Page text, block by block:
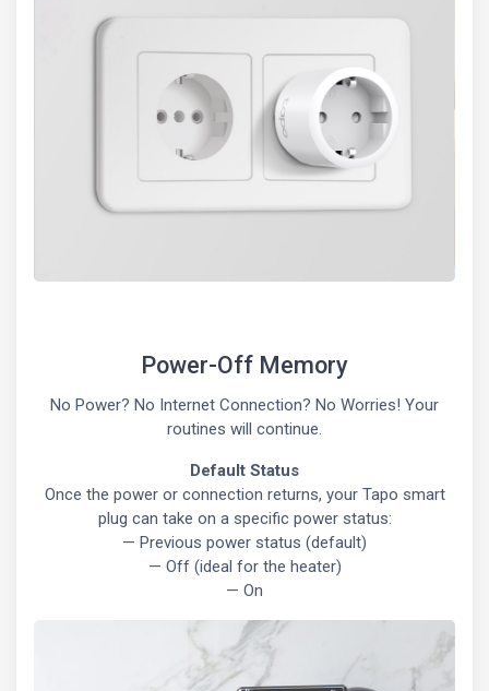
Power-Off Memory
No Power? No Internet Connection? No Worries! Your
routines will continue.
Default Status
Once the power or connection returns, your Tapo smart
plug can take on a specific power status:
— Previous power status (default)
— Off (ideal for the heater)
— On